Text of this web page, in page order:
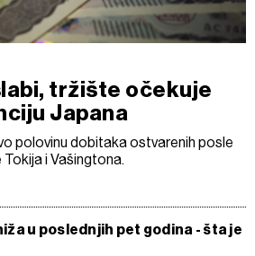
tržište očekuje
Japana
polovinu dobitaka ostvarenih posle
i Vašingtona.
u poslednjih pet godina - šta je